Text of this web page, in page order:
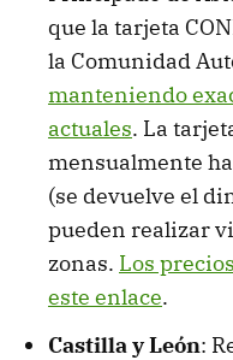
que la tarjeta
la Comunidad
manteniendo
actuales. La
mensualmente
(se devuelve el
pueden realizar
zonas. Los
este enlace.
Castilla y León: